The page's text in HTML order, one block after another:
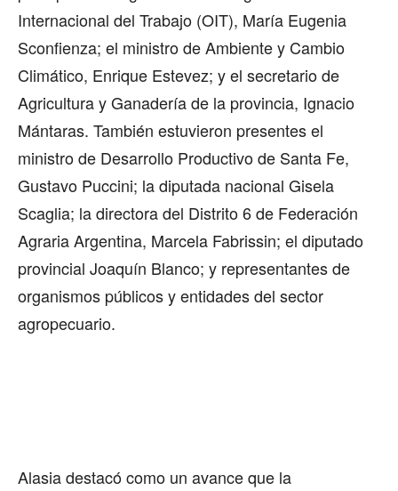
Internacional del Trabajo (OIT), María Eugenia
Sconfienza; el ministro de Ambiente y Cambio
Climático, Enrique Estevez; y el secretario de
Agricultura y Ganadería de la provincia, Ignacio
Mántaras. También estuvieron presentes el
ministro de Desarrollo Productivo de Santa Fe,
Gustavo Puccini; la diputada nacional Gisela
Scaglia; la directora del Distrito 6 de Federación
Agraria Argentina, Marcela Fabrissin; el diputado
provincial Joaquín Blanco; y representantes de
organismos públicos y entidades del sector
agropecuario.
Alasia destacó como un avance que la